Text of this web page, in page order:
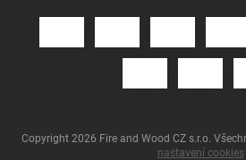
Copyright 2026 Fire and Wood CZ s.r.o.
nastavení cookies